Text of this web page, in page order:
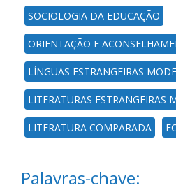
SOCIOLOGIA DA EDUCAÇÃO
ORIENTAÇÃO E
LÍNGUAS ESTRANGEIRAS
LITERATURAS ESTRANGEIRAS
LITERATURA COMPARADA
Palavras-chave: